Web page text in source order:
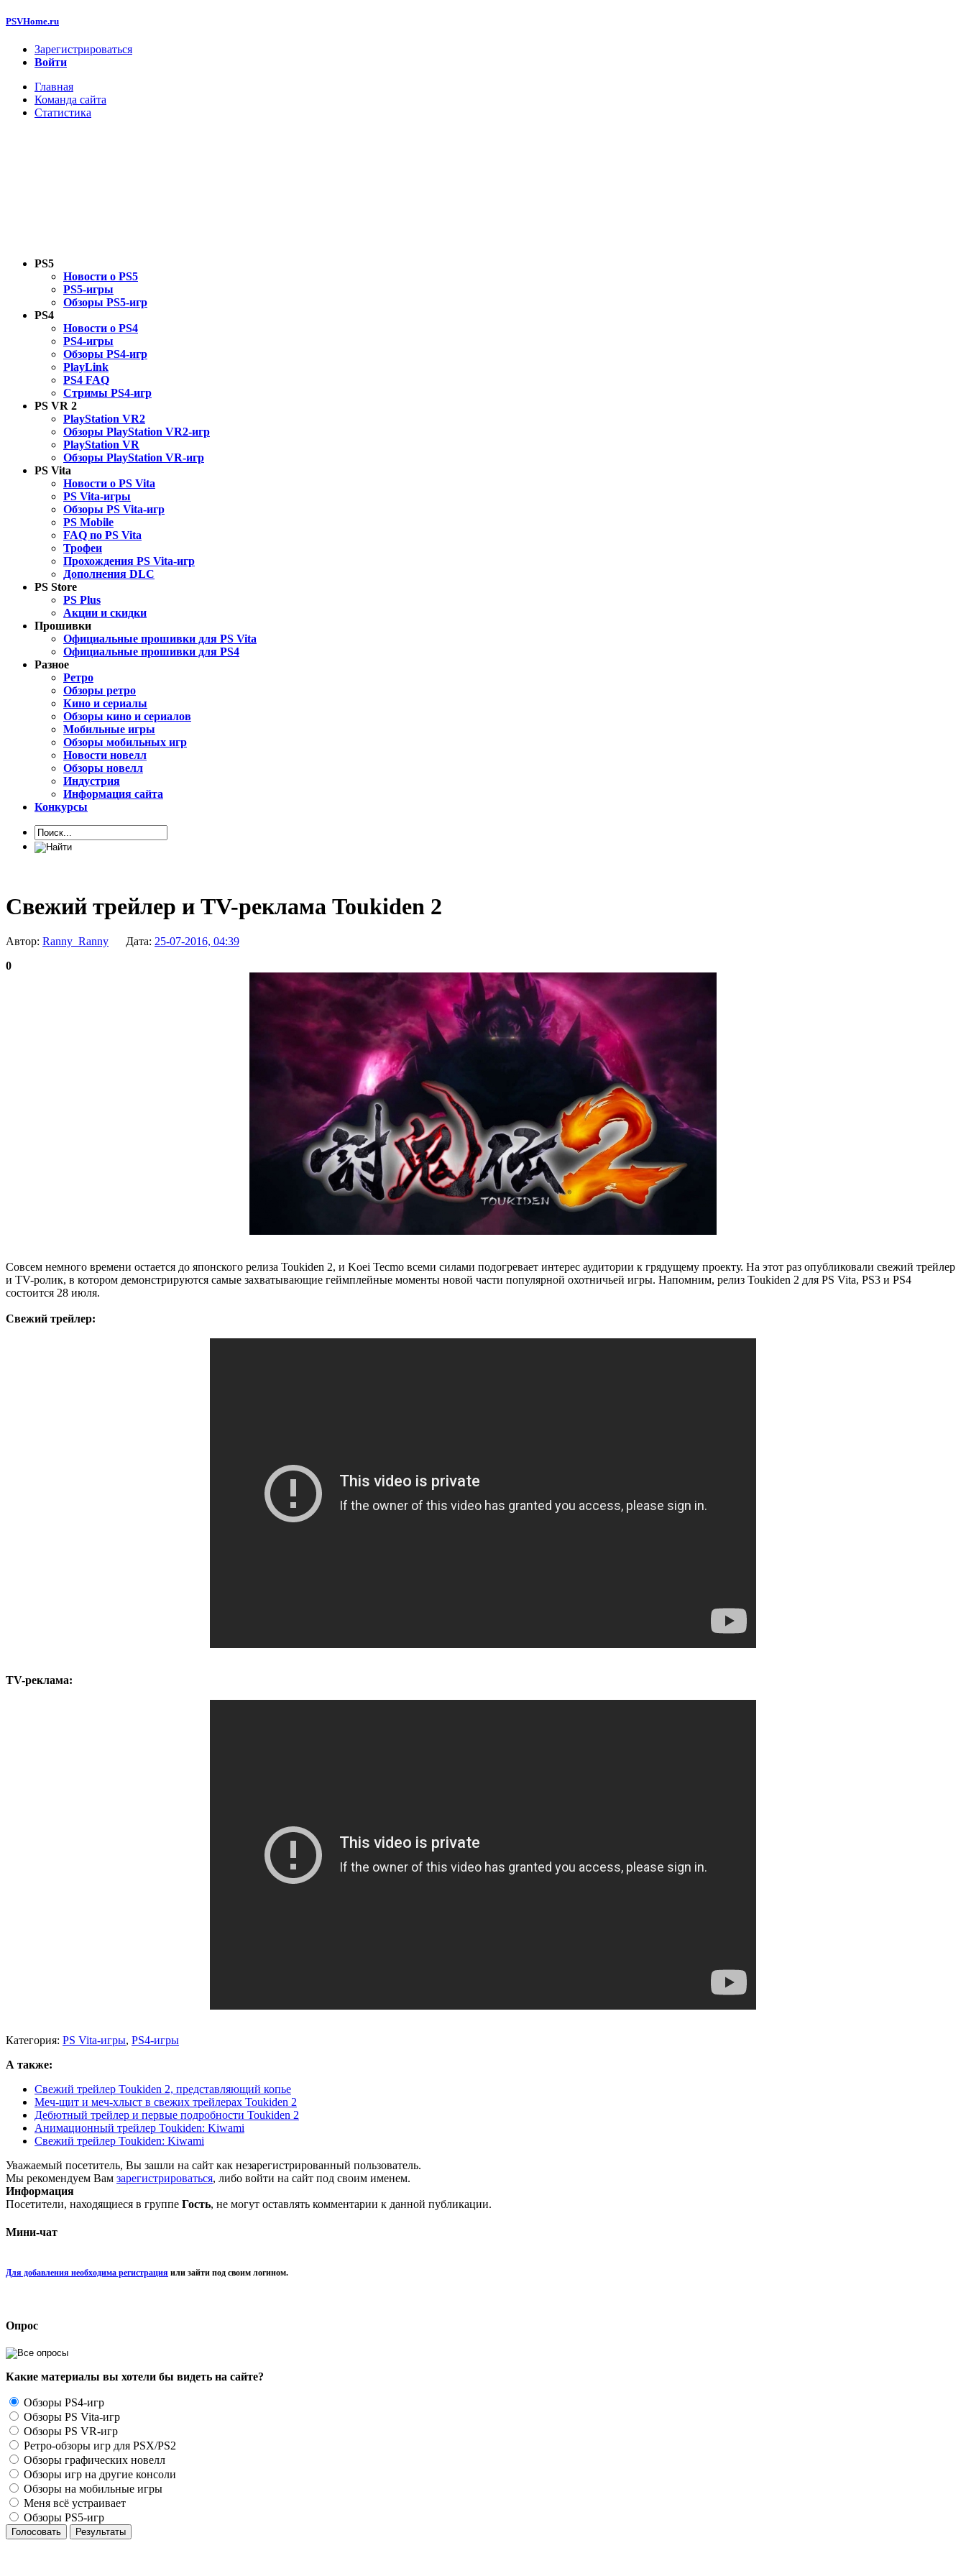
PSVHome.ru
Зарегистрироваться
Войти
Главная
Команда сайта
Статистика
PS5
Новости о PS5
PS5-игры
Обзоры PS5-игр
PS4
Новости о PS4
PS4-игры
Обзоры PS4-игр
PlayLink
PS4 FAQ
Стримы PS4-игр
PS VR 2
PlayStation VR2
Обзоры PlayStation VR2-игр
PlayStation VR
Обзоры PlayStation VR-игр
PS Vita
Новости о PS Vita
PS Vita-игры
Обзоры PS Vita-игр
PS Mobile
FAQ по PS Vita
Трофеи
Прохождения PS Vita-игр
Дополнения DLC
PS Store
PS Plus
Акции и скидки
Прошивки
Официальные прошивки для PS Vita
Официальные прошивки для PS4
Разное
Ретро
Обзоры ретро
Кино и сериалы
Обзоры кино и сериалов
Мобильные игры
Обзоры мобильных игр
Новости новелл
Обзоры новелл
Индустрия
Информация сайта
Конкурсы
Свежий трейлер и TV-реклама Toukiden 2
Автор: Ranny_Ranny Дата: 25-07-2016, 04:39
0
Совсем немного времени остается до японского релиза Toukiden 2, и Koei Tecmo всеми силами подогревает интерес аудитории к грядущему проекту. На этот раз опубликовали свежий трейлер
и TV-ролик, в котором демонстрируются самые захватывающие геймплейные моменты новой части популярной охотничьей игры. Напомним, релиз Toukiden 2 для PS Vita, PS3 и PS4
состоится 28 июля.
Свежий трейлер:
TV-реклама:
Категория: PS Vita-игры, PS4-игры
А также:
Свежий трейлер Toukiden 2, представляющий копье
Меч-щит и меч-хлыст в свежих трейлерах Toukiden 2
Дебютный трейлер и первые подробности Toukiden 2
Анимационный трейлер Toukiden: Kiwami
Свежий трейлер Toukiden: Kiwami
Уважаемый посетитель, Вы зашли на сайт как незарегистрированный пользователь.
Мы рекомендуем Вам зарегистрироваться, либо войти на сайт под своим именем.
Информация
Посетители, находящиеся в группе Гость, не могут оставлять комментарии к данной публикации.
Мини-чат
Для добавления необходима регистрация или зайти под своим логином.
Опрос
Какие материалы вы хотели бы видеть на сайте?
Обзоры PS4-игр
Обзоры PS Vita-игр
Обзоры PS VR-игр
Ретро-обзоры игр для PSX/PS2
Обзоры графических новелл
Обзоры игр на другие консоли
Обзоры на мобильные игры
Меня всё устраивает
Обзоры PS5-игр
Голосовать Результаты